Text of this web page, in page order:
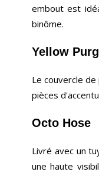
embout est
binôme.
Yellow
Le couvercle
pièces
Octo Hose
Livré avec un
une haute